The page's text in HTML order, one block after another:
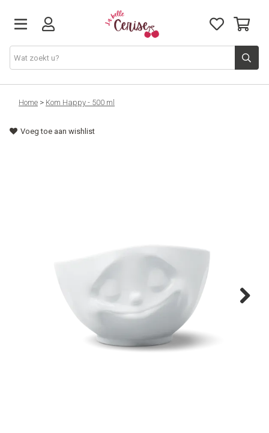
Just arrived
Juwelen & Accessoires
Home > Kom Happy - 500 ml
Voeg toe aan wishlist